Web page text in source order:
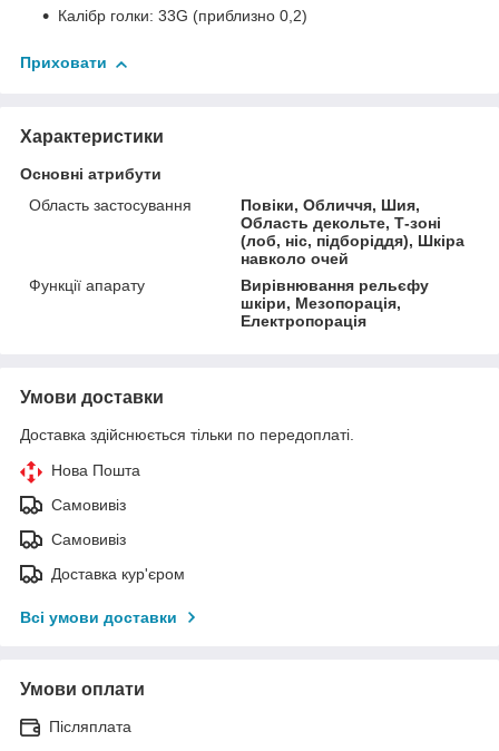
Калібр голки: 33G (приблизно 0,2)
Приховати
Характеристики
Основні атрибути
Область застосування
Повіки, Обличчя, Шия,
Область декольте, Т-зоні
(лоб, ніс, підборіддя), Шкіра
навколо очей
Функції апарату
Вирівнювання рельєфу
шкіри, Мезопорація,
Електропорація
Умови доставки
Доставка здійснюється тільки по передоплаті.
Нова Пошта
Самовивіз
Самовивіз
Доставка кур'єром
Всі умови доставки
Умови оплати
Післяплата